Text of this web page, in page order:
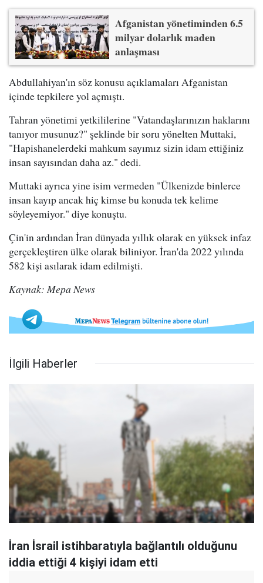
Afganistan yönetiminden 6.5
milyar dolarlık maden
anlaşması
Abdullahiyan'ın söz konusu açıklamaları Afganistan
içinde tepkilere yol açmıştı.
Tahran yönetimi yetkililerine "Vatandaşlarınızın haklarını
tanıyor musunuz?" şeklinde bir soru yönelten Muttaki,
"Hapishanelerdeki mahkum sayımız sizin idam ettiğiniz
insan sayısından daha az." dedi.
Muttaki ayrıca yine isim vermeden "Ülkenizde binlerce
insan kayıp ancak hiç kimse bu konuda tek kelime
söyleyemiyor." diye konuştu.
Çin'in ardından İran dünyada yıllık olarak en yüksek infaz
gerçekleştiren ülke olarak biliniyor. İran'da 2022 yılında
582 kişi asılarak idam edilmişti.
Kaynak: Mepa News
İlgili Haberler
İran İsrail istihbaratıyla bağlantılı olduğunu
iddia ettiği 4 kişiyi idam etti